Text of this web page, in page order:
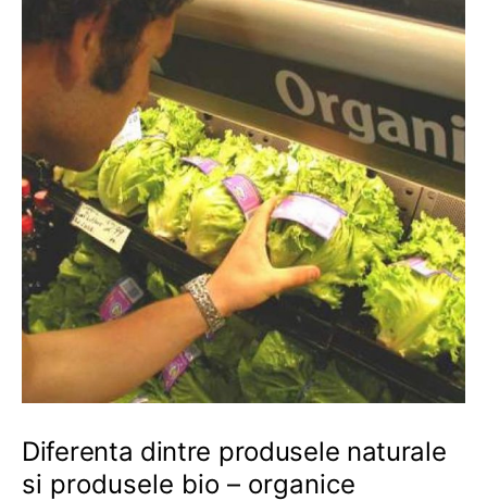
Diferenta dintre produsele naturale
si produsele bio – organice